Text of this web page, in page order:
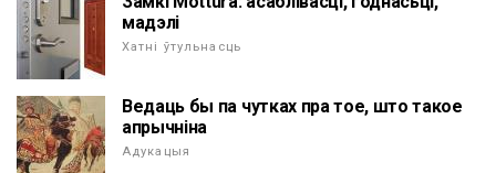
мадэлі
Хатні ўтульнасць
Ведаць бы па чутках пра тое, што такое
апрычніна
Адукацыя